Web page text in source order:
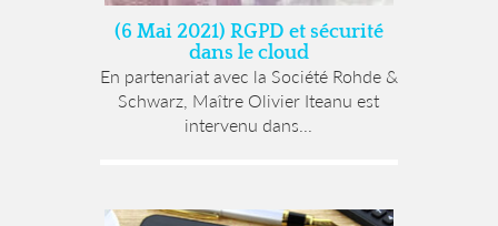
(6 Mai 2021) RGPD et sécurité
dans le cloud
En partenariat avec la Société Rohde &
Schwarz, Maître Olivier Iteanu est
intervenu dans...